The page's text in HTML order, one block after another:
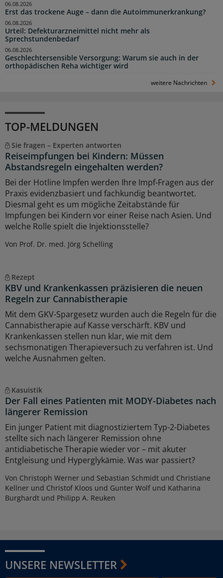
Erst das trockene Auge – dann die Autoimmunerkrankung?
06.08.2026
Urteil: Defekturarzneimittel nicht mehr als
Sprechstundenbedarf
06.08.2026
Geschlechtersensible Versorgung: Warum sie auch in der
orthopädischen Reha wichtiger wird
06.08.2026
weitere Nachrichten
TOP-MELDUNGEN
Sie fragen – Experten antworten
Reiseimpfungen bei Kindern: Müssen
Abstandsregeln eingehalten werden?
Bei der Hotline Impfen werden Ihre Impf-Fragen aus der
Praxis evidenzbasiert und fachkundig beantwortet.
Diesmal geht es um mögliche Zeitabstände für
Impfungen bei Kindern vor einer Reise nach Asien. Und
welche Rolle spielt die Injektionsstelle?
Von Prof. Dr. med. Jörg Schelling
Rezept
KBV und Krankenkassen präzisieren die neuen
Regeln zur Cannabistherapie
Mit dem GKV-Spargesetz wurden auch die Regeln für die
Cannabistherapie auf Kasse verschärft. KBV und
Krankenkassen stellen nun klar, wie mit dem
sechsmonatigen Therapieversuch zu verfahren ist. Und
welche Ausnahmen gelten.
Kasuistik
Der Fall eines Patienten mit MODY-Diabetes nach
längerer Remission
Ein junger Patient mit diagnostiziertem Typ-2-Diabetes
stellte sich nach längerer Remission ohne
antidiabetische Therapie wieder vor – mit akuter
Entgleisung und Hyperglykämie. Was war passiert?
Von Christoph Werner und Sebastian Schmidt und Christiane
Kellner und Christof Kloos und Gunter Wolf und Katharina
Burghardt und Philipp A. Reuken
UNSERE NEWSLETTER